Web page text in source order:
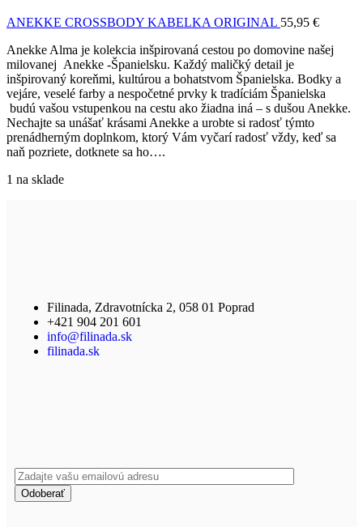
ANEKKE CROSSBODY KABELKA ORIGINAL 55,95 €
Anekke Alma je kolekcia inšpirovaná cestou po domovine našej
milovanej Anekke -Španielsku. Každý maličký detail je
inšpirovaný koreňmi, kultúrou a bohatstvom Španielska. Bodky a
vejáre, veselé farby a nespočetné prvky k tradíciám Španielska
budú vašou vstupenkou na cestu ako žiadna iná – s dušou Anekke.
Nechajte sa unášať krásami Anekke a urobte si radosť týmto
prenádherným doplnkom, ktorý Vám vyčarí radosť vždy, keď sa
naň pozriete, dotknete sa ho….
1 na sklade
Filinada, Zdravotnícka 2, 058 01 Poprad
+421 904 201 601
info@filinada.sk
filinada.sk